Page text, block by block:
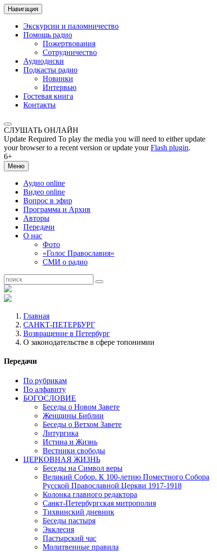
Навигация
Экскурсии и паломничество
Помощь радио
Пожертвования
Сотрудничество
Аудиодиски
Подкасты радио
Новинки
Интервью
Гостевая книга
Контакты
СЛУШАТЬ ОНЛАЙН
Update Required To play the media you will need to either update
your browser to a recent version or update yourFlash plugin.
6+
Меню
Аудио online
Видео online
Вопрос в эфир
Программа и Архив
Авторы
Передачи
О нас
Фото
«Голос Православия»
СМИ о радио
Главная
САНКТ-ПЕТЕРБУРГ
Возвращение в Петербург
О законодательстве в сфере топонимии
Передачи
По рубрикам
По алфавиту
БОГОСЛОВИЕ
Беседы о Новом Завете
Женщины Библии
Беседы о Ветхом Завете
Литургика
Истина и Жизнь
Вестники свободы
ЦЕРКОВНАЯ ЖИЗНЬ
Беседы на Символ веры
Великий Собор. К 100-летию Поместного Собора
Русской Православной Церкви 1917-1918
Колонка главного редактора
Санкт-Петербургская митрополия
Тихвинский дневник
Беседы пастыря
Экклесия
Пастырский час
Молитвенные правила